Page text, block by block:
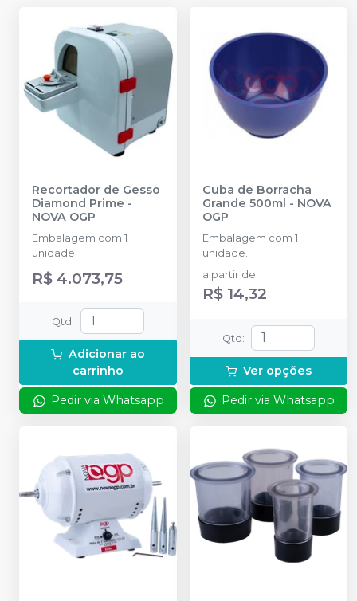
Recortador de Gesso
Diamond Prime -
NOVA OGP
Embalagem com 1
unidade.
R$ 4.073,75
Qtd:
Adicionar ao
carrinho
Pedir via Whatsapp
Cuba de Borracha
Grande 500ml - NOVA
OGP
Embalagem com 1
unidade.
a partir de:
R$ 14,32
Qtd:
Ver opções
Pedir via Whatsapp